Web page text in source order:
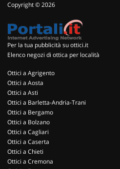
Copyright © 2026
Per la tua pubblicità su ottici.it
Elenco negozi di ottica per località
Ottici a Agrigento
Ottici a Aosta
Ottici a Asti
Ottici a Barletta-Andria-Trani
Ottici a Bergamo
Ottici a Bolzano
Ottici a Cagliari
Ottici a Caserta
Ottici a Chieti
Ottici a Cremona